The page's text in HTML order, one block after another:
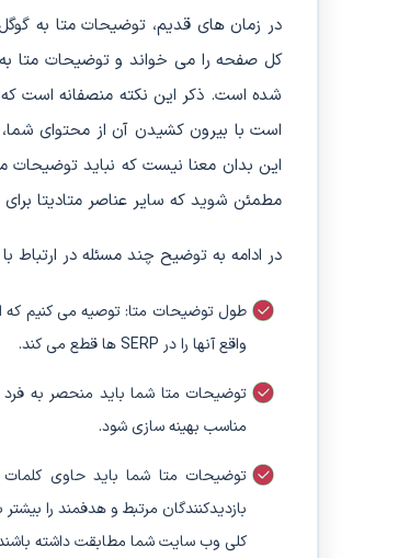
در زمان های قدیم، توضیحات متا به
کل صفحه را می خواند و توضیحات متا
شده است. ذکر این نکته منصفانه است
است با بیرون کشیدن آن از محتوای
این بدان معنا نیست که نباید
مطمئن شوید که سایر عناصر متادیتا برای
در ادامه به توضیح چند مسئله در ارتباط
واقع آنها را در SERP ها قطع می کند.
توضیحات متا شما باید منحصر به
مناسب بهینه سازی شود.
توضیحات متا شما باید حاوی
بازدیدکنندگان مرتبط و هدفمند را
کلی وب سایت شما مطابقت داشته